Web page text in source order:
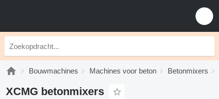
Bouwmachines Machines voor beton Betonmixers
XCMG betonmixers